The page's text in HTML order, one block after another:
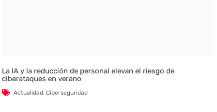
La IA y la reducción de personal elevan el riesgo de
ciberataques en verano
Actualidad,Ciberseguridad